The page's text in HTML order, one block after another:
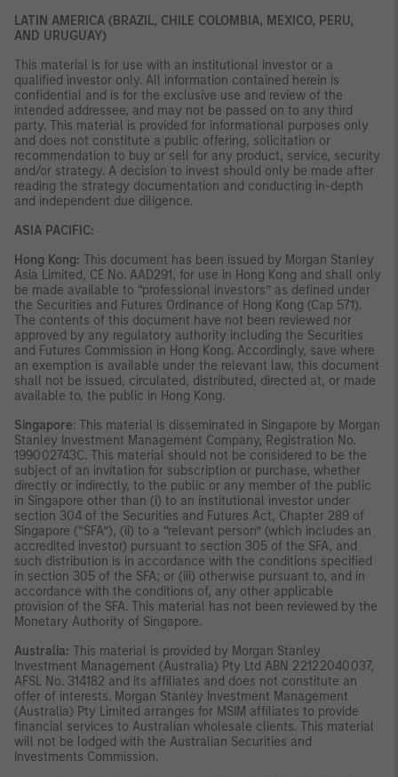
LATIN AMERICA (BRAZIL, CHILE COLOMBIA, MEXICO, PERU,
AND URUGUAY)
This material is for use with an institutional investor or a
qualified investor only. All information contained herein is
confidential and is for the exclusive use and review of the
intended addressee, and may not be passed on to any third
party. This material is provided for informational purposes only
and does not constitute a public offering, solicitation or
recommendation to buy or sell for any product, service, security
and/or strategy. A decision to invest should only be made after
reading the strategy documentation and conducting in-depth
and independent due diligence.
ASIA PACIFIC:
Hong Kong: This document has been issued by Morgan Stanley
Asia Limited, CE No. AAD291, for use in Hong Kong and shall only
be made available to “professional investors” as defined under
the Securities and Futures Ordinance of Hong Kong (Cap 571).
The contents of this document have not been reviewed nor
approved by any regulatory authority including the Securities
and Futures Commission in Hong Kong. Accordingly, save where
an exemption is available under the relevant law, this document
shall not be issued, circulated, distributed, directed at, or made
available to, the public in Hong Kong.
Singapore: This material is disseminated in Singapore by Morgan
Stanley Investment Management Company, Registration No.
199002743C. This material should not be considered to be the
subject of an invitation for subscription or purchase, whether
directly or indirectly, to the public or any member of the public
in Singapore other than (i) to an institutional investor under
section 304 of the Securities and Futures Act, Chapter 289 of
Singapore (“SFA”), (ii) to a “relevant person” (which includes an
accredited investor) pursuant to section 305 of the SFA, and
such distribution is in accordance with the conditions specified
in section 305 of the SFA; or (iii) otherwise pursuant to, and in
accordance with the conditions of, any other applicable
provision of the SFA. This material has not been reviewed by the
Monetary Authority of Singapore.
Australia: This material is provided by Morgan Stanley
Investment Management (Australia) Pty Ltd ABN 22122040037,
AFSL No. 314182 and its affiliates and does not constitute an
offer of interests. Morgan Stanley Investment Management
(Australia) Pty Limited arranges for MSIM affiliates to provide
financial services to Australian wholesale clients. This material
will not be lodged with the Australian Securities and
Investments Commission.